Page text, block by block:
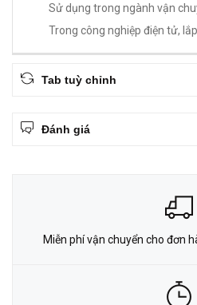
Sử dụng trong ngành vận
Trong công nghiệp điện tử, lắp
Tab tuỳ chỉnh
Đánh giá
Miễn phí vận chuyển cho đơn